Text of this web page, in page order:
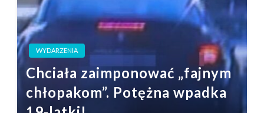
WYDARZENIA
Chciała zaimponować „fajnym
chłopakom”. Potężna wpadka